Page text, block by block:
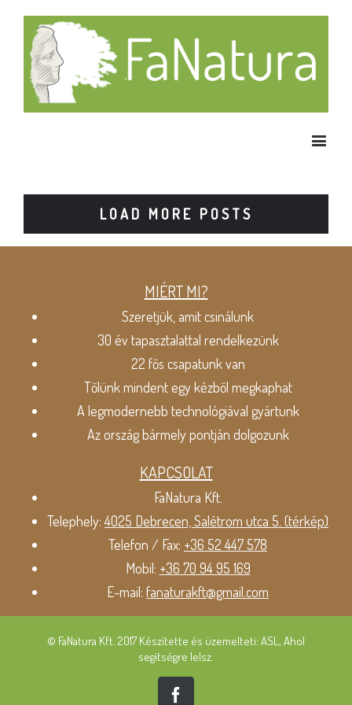
LOAD MORE POSTS
MIÉRT MI?
Szeretjük, amit csinálunk
30 év tapasztalattal rendelkezünk
22 fős csapatunk van
Tőlünk mindent egy kézből megkaphat
A legmodernebb technológiával gyártunk
Az ország bármely pontján dolgozunk
KAPCSOLAT
FaNatura Kft.
Telephely:4025 Debrecen, Salétrom utca 5. (térkép)
Telefon / Fax: +36 52 447 578
Mobil: +36 70 94 95 169
E-mail: fanaturakft@gmail.com
© FaNatura Kft. 2017 Készítette és üzemelteti: ASL, Ahol
segítségre lelsz.